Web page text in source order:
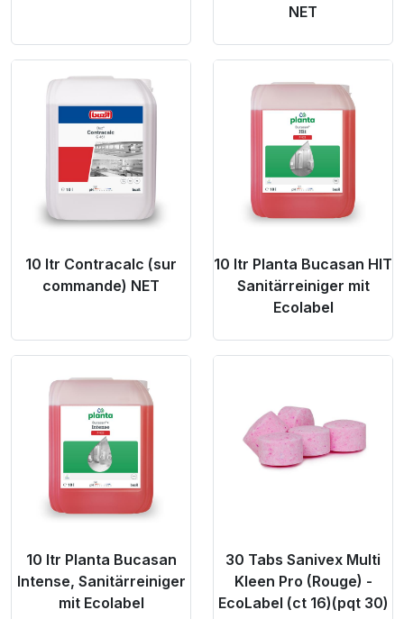
NET
Product Link
10 ltr Contracalc (sur
commande) NET
Product Link
10 ltr Planta Bucasan HIT
Sanitärreiniger mit
Ecolabel
Product Link
10 ltr Planta Bucasan
Intense, Sanitärreiniger
mit Ecolabel
30 Tabs Sanivex Multi
Kleen Pro (Rouge) -
EcoLabel (ct 16)(pqt 30)